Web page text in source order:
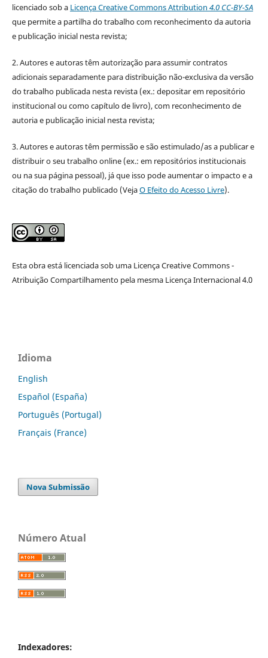
licenciado sob a Licença Creative Commons Attribution 4.0 CC-BY-SA
que permite a partilha do trabalho com reconhecimento da autoria
e publicação inicial nesta revista;
2. Autores e autoras têm autorização para assumir contratos
adicionais separadamente para distribuição não-exclusiva da versão
do trabalho publicada nesta revista (ex.: depositar em repositório
institucional ou como capítulo de livro), com reconhecimento de
autoria e publicação inicial nesta revista;
3. Autores e autoras têm permissão e são estimulado/as a publicar e
distribuir o seu trabalho online (ex.: em repositórios institucionais
ou na sua página pessoal), já que isso pode aumentar o impacto e a
citação do trabalho publicado (VejaO Efeito do Acesso Livre).
Esta obra está licenciada sob uma Licença Creative Commons -
Atribuição Compartilhamento pela mesma Licença Internacional 4.0
Idioma
English
Español (España)
Português (Portugal)
Français (France)
Nova Submissão
Número Atual
Indexadores: